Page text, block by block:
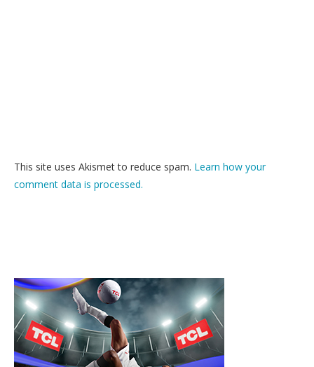
This site uses Akismet to reduce spam. Learn how your
comment data is processed.